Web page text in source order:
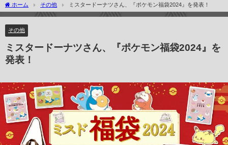
ホーム その他 ミスタードーナツさん、『ポケモン福袋2024』を発表！
その他
ミスタードーナツさん、『ポケモン福袋2024』を
発表！